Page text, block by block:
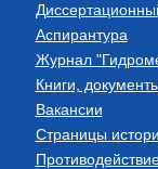
Аспирантура
Журнал
Книги,
Вакансии
Страницы